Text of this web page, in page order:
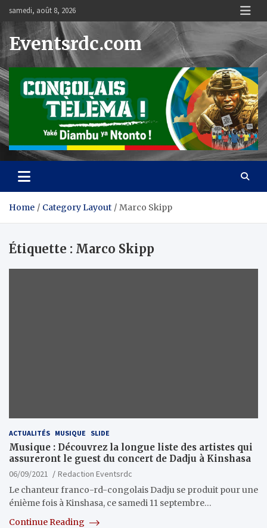
content
samedi, août 8, 2026
Eventsrdc.com
Home Category Layout Marco Skipp
Étiquette : Marco Skipp
ACTUALITÉS MUSIQUE SLIDE
Musique : Découvrez la longue liste des artistes qui
assureront le guest du concert de Dadju à Kinshasa
06/09/2021
Redaction Eventsrdc
Le chanteur franco-rd-congolais Dadju se produit pour une
énième fois à Kinshasa, ce samedi 11 septembre…
Continue Reading